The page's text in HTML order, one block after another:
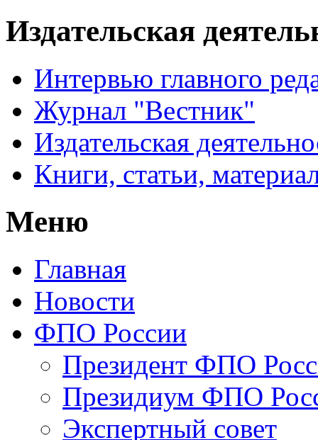
Издательская
Интервью главного
Журнал "Вестник"
Издательская
Книги, статьи,
Меню
Главная
Новости
ФПО России
Президент ФПО
Президиум ФПО
Экспертный совет